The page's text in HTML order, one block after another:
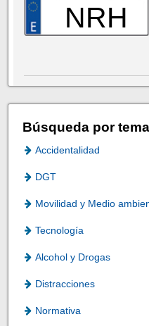
NRH
Búsqueda por
Accidentalidad
DGT
Movilidad y Medio
Tecnología
Alcohol y Drogas
Distracciones
Normativa